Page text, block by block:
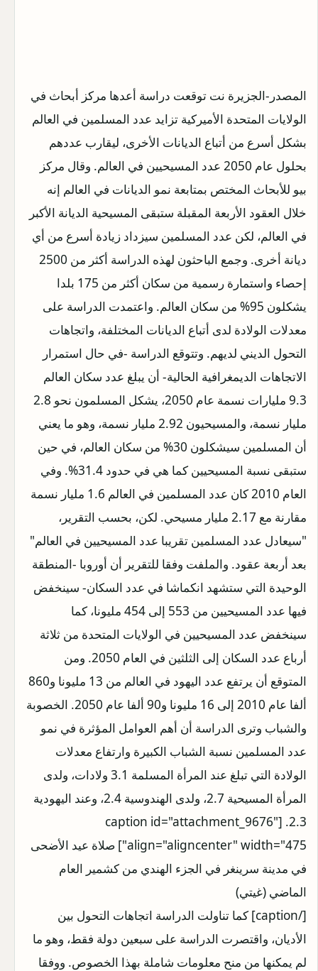
المصدر-الجزيرة نت توقعت دراسة أعدها مركز أبحاث في
الولايات المتحدة الأميركية تزايد عدد المسلمين في العالم
بشكل أسرع من أتباع الديانات الأخرى، ليقارب عددهم
بحلول عام 2050 عدد المسيحيين في العالم. وقال مركز
بيو للأبحاث المختص بمتابعة نمو الديانات في العالم إنه
خلال العقود الأربعة المقبلة ستبقى المسيحية الديانة الأكبر
في العالم، لكن عدد المسلمين سيزداد زيادة أسرع من أي
ديانة أخرى. وجمع الباحثون لهذه الدراسة أكثر من 2500
إحصاء واستمارة رسمية من سكان أكثر من 175 بلدا
يشكلون 95% من سكان العالم. واعتمدت الدراسة على
معدلات الولادة لدى أتباع الديانات المختلفة، واتجاهات
التحول الديني لديهم. وتتوقع الدراسة -في حال استمرار
الاتجاهات الديمغرافية الحالية- أن يبلغ عدد سكان العالم
9.3 مليارات نسمة عام 2050، يشكل المسلمون نحو 2.8
مليار نسمة، والمسيحيون 2.92 مليار نسمة، وهو ما يعني
أن المسلمين سيشكلون 30% من سكان العالم، في حين
ستبقى نسبة المسيحيين كما هي في حدود 31.4%. وفي
العام 2010 كان عدد المسلمين في العالم 1.6 مليار نسمة
مقارنة مع 2.17 مليار مسيحي. لكن، بحسب التقرير،
"سيعادل عدد المسلمين تقريبا عدد المسيحيين في العالم"
بعد أربعة عقود. والملفت وفقا للتقرير أن أوروبا -المنطقة
الوحيدة التي ستشهد انكماشا في عدد السكان- سينخفض
فيها عدد المسيحيين من 553 إلى 454 مليونا، كما
سينخفض عدد المسيحيين في الولايات المتحدة من ثلاثة
أرباع عدد السكان إلى الثلثين في العام 2050. ومن
المتوقع أن يرتفع عدد اليهود في العالم من 13 مليونا و860
ألفا عام 2010 إلى 16 مليونا و90 ألفا عام 2050. الخصوبة
والشباب وترى الدراسة أن أهم العوامل المؤثرة في نمو
عدد المسلمين نسبة الشباب الكبيرة وارتفاع معدلات
الولادة التي تبلغ عند المرأة المسلمة 3.1 ولادات، ولدى
المرأة المسيحية 2.7، ولدى الهندوسية 2.4، وعند اليهودية
2.3. [caption id="attachment_9676"
align="aligncenter" width="475"]
صلاة عيد الأضحى
في مدينة سرينغر في الجزء الهندي من كشمير العام
الماضي (غيتي)
[/caption] كما تناولت الدراسة اتجاهات التحول بين
الأديان، واقتصرت الدراسة على سبعين دولة فقط، وهو ما
لم يمكنها من منح معلومات شاملة بهذا الخصوص. ووفقا